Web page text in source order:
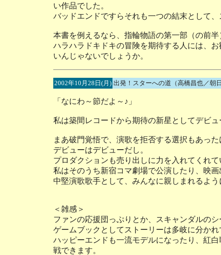
い作品でした。
バッドエンドですらそれも一つの結末として
本書を例えるなら、指輪物語の第一部（の前
ハラハラドキドキの冒険を期待する人には、
いんじゃないでしょうか。
2002年10月28日(月) 出発！スターへの道（高橋昌也／朝
「なにわ～節だよ～♪」
私は築間レコードから期待の新星としてデビ
まあ破門覚悟で、演歌を拒否する選択もあっ
デビューはデビューだし。
プロダクションも売り出しに力を入れてくれ
私はそのうち新宿コマ劇場で公演したり、映
中堅演歌歌手として、みんなに親しまれるよ
＜雑感＞
ファンの応援団っぷりとか、スキャンダルの
ゲームブックとしてストーリーは多岐に分か
ハッピーエンドも一流モデルになったり、紅
戦できます。